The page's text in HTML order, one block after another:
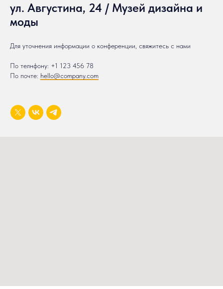
ул. Августина, 24 / Музей дизайна и
моды
Для уточнения информации о конференции, свяжитесь с нами
По телнфону: +1 123 456 78
По почте: hello@company.com